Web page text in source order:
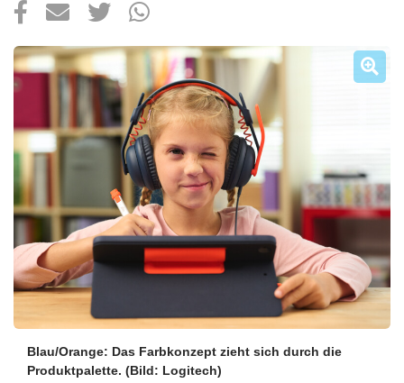
Mac Life+
Anmelden
Blau/Orange: Das Farbkonzept zieht sich durch die
Produktpalette. (Bild: Logitech)